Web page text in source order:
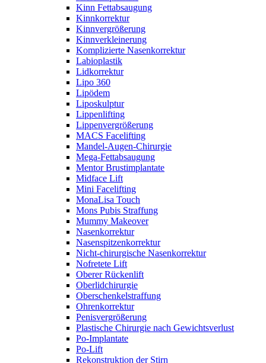
Kinn Fettabsaugung
Kinnkorrektur
Kinnvergrößerung
Kinnverkleinerung
Komplizierte Nasenkorrektur
Labioplastik
Lidkorrektur
Lipo 360
Lipödem
Liposkulptur
Lippenlifting
Lippenvergrößerung
MACS Facelifting
Mandel-Augen-Chirurgie
Mega-Fettabsaugung
Mentor Brustimplantate
Midface Lift
Mini Facelifting
MonaLisa Touch
Mons Pubis Straffung
Mummy Makeover
Nasenkorrektur
Nasenspitzenkorrektur
Nicht-chirurgische Nasenkorrektur
Nofretete Lift
Oberer Rückenlift
Oberlidchirurgie
Oberschenkelstraffung
Ohrenkorrektur
Penisvergrößerung
Plastische Chirurgie nach Gewichtsverlust
Po-Implantate
Po-Lift
Rekonstruktion der Stirn